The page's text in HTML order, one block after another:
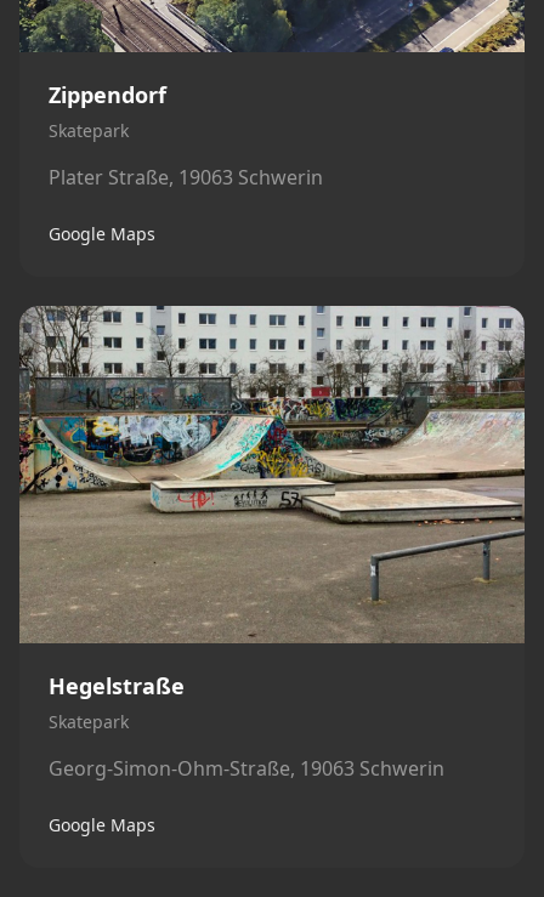
Zippendorf
Skatepark
Plater Straße, 19063 Schwerin
Google Maps
Hegelstraße
Skatepark
Georg-Simon-Ohm-Straße, 19063 Schwerin
Google Maps